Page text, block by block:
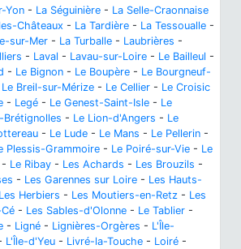
Yon - La Séguinière - La Selle-Craonnaise
Châteaux - La Tardière - La Tessoualle -
sur-Mer - La Turballe - Laubrières -
- Laval - Lavau-sur-Loire - Le Bailleul -
- Le Bignon - Le Boupère - Le Bourgneuf-
Le Breil-sur-Mérize - Le Cellier - Le Croisic
- Legé - Le Genest-Saint-Isle - Le
Brétignolles - Le Lion-d'Angers - Le
- Le Lude - Le Mans - Le Pellerin -
Plessis-Grammoire - Le Poiré-sur-Vie - Le
- Le Ribay - Les Achards - Les Brouzils -
- Les Garennes sur Loire - Les Hauts-
Les Herbiers - Les Moutiers-en-Retz - Les
- Les Sables-d'Olonne - Le Tablier -
- Ligné - Lignières-Orgères - L'Île-
L'Île-d'Yeu - Livré-la-Touche - Loiré -